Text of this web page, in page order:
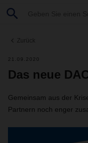
Zurück
21.09.2020
Das neue
Gemeinsam aus der
Partnern noch enger